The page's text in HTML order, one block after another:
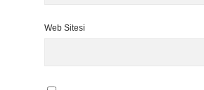
Web Sitesi